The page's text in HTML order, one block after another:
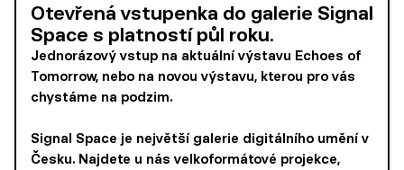
Otevřená vstupenka do galerie Signal
Space s platností půl roku.
Jednorázový vstup na aktuální výstavu Echoes of
Tomorrow, nebo na novou výstavu, kterou pro vás
chystáme na podzim.
Signal Space je největší galerie digitálního umění v
Česku. Najdete u nás velkoformátové projekce,